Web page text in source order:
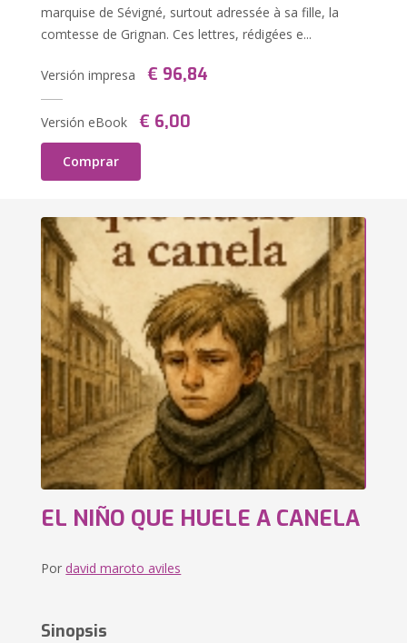
marquise de Sévigné, surtout adressée à sa fille, la
comtesse de Grignan. Ces lettres, rédigées e...
Versión impresa € 96,84
Versión eBook € 6,00
Comprar
EL NIÑO QUE HUELE A CANELA
Por david maroto aviles
Sinopsis